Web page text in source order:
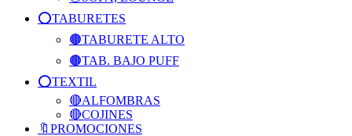
⭕️TABURETES
🟤TABURETE ALTO
🟤TAB. BAJO PUFF
⭕️TEXTIL
🔴ALFOMBRAS
🔴COJINES
🔖PROMOCIONES